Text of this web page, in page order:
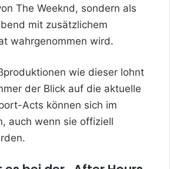
The Weeknd, sondern als
mit zusätzlichem
wahrgenommen wird.
wie dieser lohnt
der Blick auf die aktuelle
Acts können sich im
auch wenn sie offiziell